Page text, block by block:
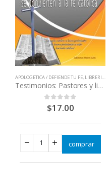
APOLOGETICA / DEFIENDE TU FE, LIBRERIA CATOLICA
Testimonios: Pastores y lideres cristianos regresan a la iglesia
out of 5
$17.00
comprar